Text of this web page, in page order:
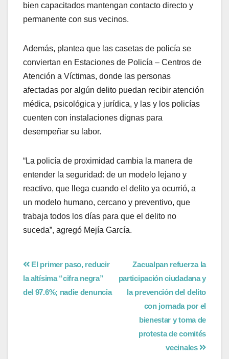
bien capacitados mantengan contacto directo y
permanente con sus vecinos.
Además, plantea que las casetas de policía se
conviertan en Estaciones de Policía – Centros de
Atención a Víctimas, donde las personas
afectadas por algún delito puedan recibir atención
médica, psicológica y jurídica, y las y los policías
cuenten con instalaciones dignas para
desempeñar su labor.
“La policía de proximidad cambia la manera de
entender la seguridad: de un modelo lejano y
reactivo, que llega cuando el delito ya ocurrió, a
un modelo humano, cercano y preventivo, que
trabaja todos los días para que el delito no
suceda”, agregó Mejía García.
Zacualpan refuerza la
participación ciudadana y
la prevención del delito
con jornada por el
bienestar y toma de
protesta de comités
vecinales
El primer paso, reducir
la altísima “cifra negra”
del 97.6%; nadie denuncia